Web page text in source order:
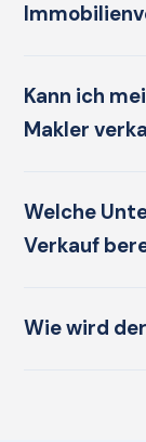
Kann ich
Makler
Welche
Verkauf
Wie wird